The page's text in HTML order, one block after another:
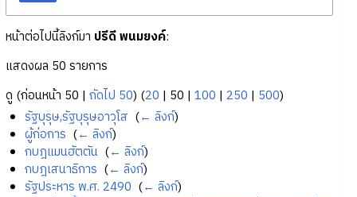
หน้าต่อไปนี้ลิงก์มา ปรีดี พนมยงค์:
แสดงผล 50 รายการ
ดู (ก่อนหน้า 50 | ถัดไป 50) (20 | 50 | 100 | 250 | 500)
รัฐบุรุษ,รัฐบุรุษอาวุโส (← ลิงก์)
ผู้ก่อการ (← ลิงก์)
กบฎแมนฮัตตัน (← ลิงก์)
กบฎเสนาธิการ (← ลิงก์)
รัฐประหาร พ.ศ. 2490 (← ลิงก์)